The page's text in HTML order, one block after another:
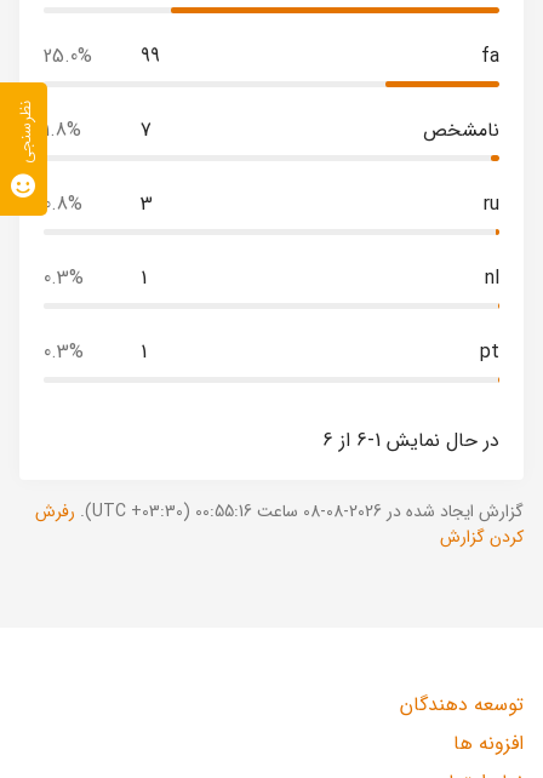
fa
99
25.0%
نامشخص 7
1.8%
ru
3
0.8%
nl
1
0.3%
pt
1
0.3%
در حال نمایش 1-6 از 6
گزارش ایجاد شده در 2026-08-08 ساعت 00:55:16 (UTC +03:30).
رفرش
کردن گزارش
توسعه دهندگان
افزونه ها
نظرسنجی